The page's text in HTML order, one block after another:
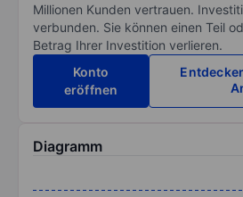
Millionen Kunden vertrauen.
verbunden. Sie können einen Teil
Betrag Ihrer Investition verlieren.
Konto
eröffnen
Diagramm